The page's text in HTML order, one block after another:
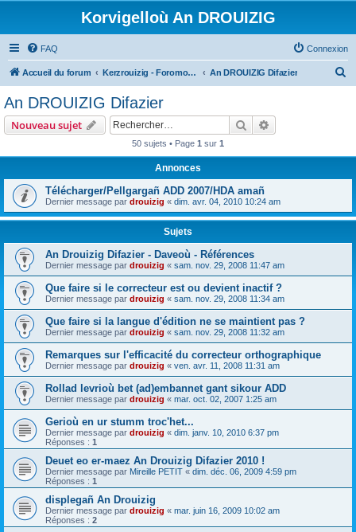
Korvigelloù An DROUIZIG
FAQ Connexion
Accueil du forum Kerzrouizig - Foromoù An Drouizig An DROUIZIG Difazier
e
r
An DROUIZIG Difazier
Nouveau sujet Rechercher
50 sujets • Page 1 sur 1
Annonces
Télécharger/Pellgargañ ADD 2007/HDA amañ
Dernier message par drouizig « dim. avr. 04, 2010 10:24 am
Sujets
An Drouizig Difazier - Daveoù - Références
Dernier message par drouizig « sam. nov. 29, 2008 11:47 am
Que faire si le correcteur est ou devient inactif ?
Dernier message par drouizig « sam. nov. 29, 2008 11:34 am
Que faire si la langue d'édition ne se maintient pas ?
Dernier message par drouizig « sam. nov. 29, 2008 11:32 am
Remarques sur l'efficacité du correcteur orthographique
Dernier message par drouizig « ven. avr. 11, 2008 11:31 am
Rollad levrioù bet (ad)embannet gant sikour ADD
Dernier message par drouizig « mar. oct. 02, 2007 1:25 am
Gerioù en ur stumm troc'het...
Dernier message par drouizig « dim. janv. 10, 2010 6:37 pm
Réponses : 1
Deuet eo er-maez An Drouizig Difazier 2010 !
Dernier message par Mireille PETIT « dim. déc. 06, 2009 4:59 pm
Réponses : 1
displegañ An Drouizig
Dernier message par drouizig « mar. juin 16, 2009 10:02 am
Réponses : 2